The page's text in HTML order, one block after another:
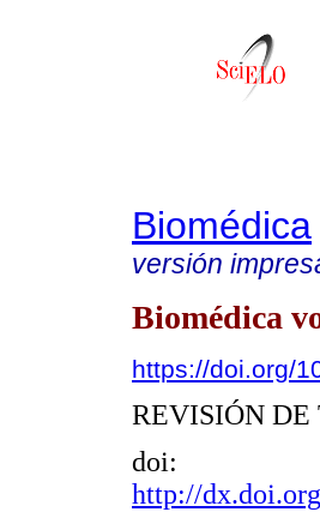
Biomédica
versión
Biomédica
https://doi.org/
REVISIÓN DE
doi:
http://